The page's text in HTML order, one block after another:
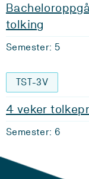
tolking
Semester: 5
TST-3V
4 veker
Semester: 6